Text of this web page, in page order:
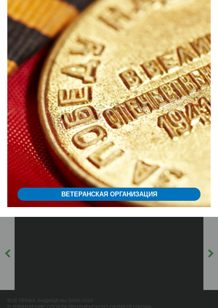
ВЕТЕРАНСКАЯ ОРГАНИЗАЦИЯ
ВСЕ ПРАВА ЗАЩИЩЕНЫ 2006-2026
© УПРАВЛЕНИЕ СПОРТА ГРОДНЕНСКОГО ОБЛИСПОЛКОМА